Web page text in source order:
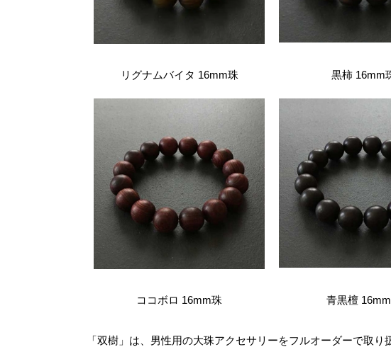
リグナムバイタ 16mm珠 黒柿 16mm
ココボロ 16mm珠 青黒檀
「双樹」は、男性用の大珠アクセサリーをフルオーダーで取り